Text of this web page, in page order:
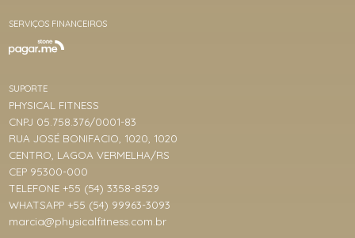
SERVIÇOS FINANCEIROS
SUPORTE
PHYSICAL FITNESS
CNPJ 05.758.376/0001-83
RUA JOSÉ BONIFACIO, 1020, 1020
CENTRO, LAGOA VERMELHA/RS
CEP 95300-000
TELEFONE +55 (54) 3358-8529
WHATSAPP +55 (54) 99963-3093
marcia@physicalfitness.com.br